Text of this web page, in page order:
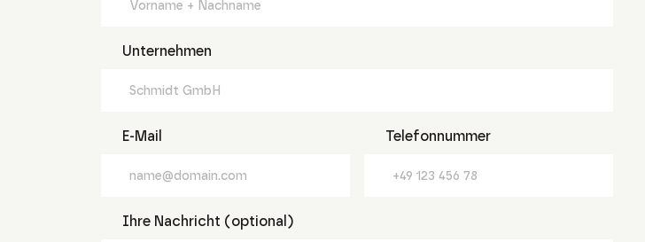
Unternehmen
E-Mail Telefonnummer
Ihre Nachricht (optional)